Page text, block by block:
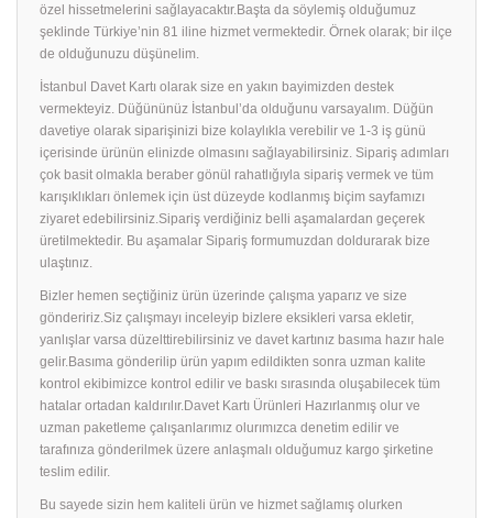
özel hissetmelerini sağlayacaktır.Başta da söylemiş olduğumuz
şeklinde Türkiye’nin 81 iline hizmet vermektedir. Örnek olarak; bir ilçe
de olduğunuzu düşünelim.
İstanbul Davet Kartı olarak size en yakın bayimizden destek
vermekteyiz. Düğününüz İstanbul’da olduğunu varsayalım. Düğün
davetiye olarak siparişinizi bize kolaylıkla verebilir ve 1-3 iş günü
içerisinde ürünün elinizde olmasını sağlayabilirsiniz. Sipariş adımları
çok basit olmakla beraber gönül rahatlığıyla sipariş vermek ve tüm
karışıklıkları önlemek için üst düzeyde kodlanmış biçim sayfamızı
ziyaret edebilirsiniz.Sipariş verdiğiniz belli aşamalardan geçerek
üretilmektedir. Bu aşamalar Sipariş formumuzdan doldurarak bize
ulaştınız.
Bizler hemen seçtiğiniz ürün üzerinde çalışma yaparız ve size
göndeririz.Siz çalışmayı inceleyip bizlere eksikleri varsa ekletir,
yanlışlar varsa düzelttirebilirsiniz ve davet kartınız basıma hazır hale
gelir.Basıma gönderilip ürün yapım edildikten sonra uzman kalite
kontrol ekibimizce kontrol edilir ve baskı sırasında oluşabilecek tüm
hatalar ortadan kaldırılır.Davet Kartı Ürünleri Hazırlanmış olur ve
uzman paketleme çalışanlarımız olurımızca denetim edilir ve
tarafınıza gönderilmek üzere anlaşmalı olduğumuz kargo şirketine
teslim edilir.
Bu sayede sizin hem kaliteli ürün ve hizmet sağlamış olurken